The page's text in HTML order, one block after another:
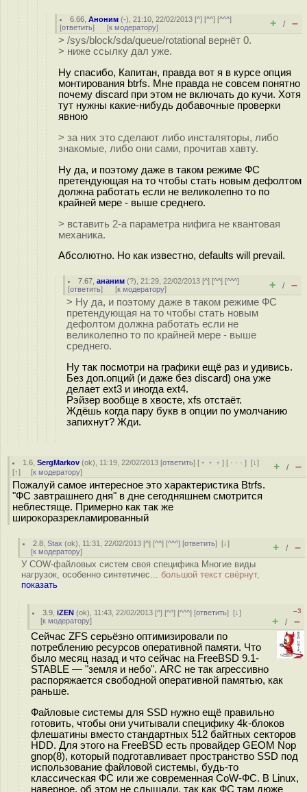
6.66 ,Аноним (-), 21:10, 22/02/2013 [^] [^^] [^^^]
[ответить] [к модератору] + / –
> /sys/block/sda/queue/rotational вернёт 0.
> ниже ссылку дал уже.
Ну спасибо, Капитан, правда вот я в курсе опция
монтирования btrfs. Мне правда не совсем понятно
почему discard при этом не включать до кучи. Хотя
тут нужны какие-нибудь добавочные проверки
явною
> за них это сделают либо инсталяторы, либо
знакомые, либо они сами, прочитав хавту.
Ну да, и поэтому даже в таком режиме ФС
претендующая на то чтобы стать новым дефолтом
должна работать если не великолепно то по
крайней мере - выше среднего.
> вставить 2-а параметра нифига не квантовая
механика.
Абсолютно. Но как известно, defaults will prevail.
7.67 ,ананим (?), 21:29, 22/02/2013 [^] [^^] [^^^]
[ответить] [к модератору] + / –
> Ну да, и поэтому даже в таком режиме ФС
претендующая на то чтобы стать новым
дефолтом должна работать если не
великолепно то по крайней мере - выше
среднего.
Ну так посмотри на графики ещё раз и удивись.
Без доп.опций (и даже без discard) она уже
делает ext3 и иногда ext4.
Рэйзер вообще в хвосте, xfs отстаёт.
Ждёшь когда пару букв в опции по умолчанию
запихнут? Жди.
1.6 ,SergMarkov (ok), 11:19, 22/02/2013 [ответить] [ ﹢﹢﹢] [ · · ·][↓]
[↑] [к модератору] + / –
Пожалуй самое интересное это характеристика Btrfs.
"ФС завтрашнего дня" в дне сегодняшнем смотрится
неблестяще. Примерно как так же
широкоразрекламированный
2.8 ,Stax (ok), 11:31, 22/02/2013 [^] [^^] [^^^] [ответить][↓]
[к модератору] + / –
У COW-файловых систем своя специфика Многие виды
нагрузок, особенно синтетичес... большой текст свёрнут,
показать
3.9 ,iZEN (ok), 11:43, 22/02/2013 [^] [^^] [^^^] [ответить][↓]
[к модератору]
–3
+ / –
Сейчас ZFS серьёзно оптимизировали по
потреблению ресурсов оперативной памяти. Что
было месяц назад и что сейчас на FreeBSD 9.1-
STABLE — "земля и небо". ARC не так агрессивно
распоряжается свободной оперативной памятью, как
раньше.
Файловые системы для SSD нужно ещё правильно
готовить, чтобы они учитывали специфику 4k-блоков
флешатины вместо стандартных 512 байтных секторов
HDD. Для этого на FreeBSD есть провайдер GEOM Nop
gnop(8), который подготавливает пространство SSD под
использование файловой системы, будь-то
классическая ФС или же современная CoW-ФС. В Linux,
наверное, об этом не слышали, так как ФС там дюже